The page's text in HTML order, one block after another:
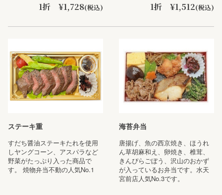
1折 ¥1,728(税込) 1折 ¥1,512(税込)
ステーキ重
すだち醤油ステーキたれを使用
しヤングコーン、アスパラなど
野菜がたっぷり入った商品で
す。 焼物弁当不動の人気No.1
海苔弁当
唐揚げ、魚の西京焼き、ほうれ
ん草胡麻和え、卵焼き、椎茸、
きんぴらごぼう、沢山のおかず
が入っているお弁当です。水天
宮前店人気No.3です。